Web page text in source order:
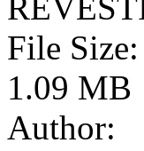
File Size:
1.09 MB
Author: